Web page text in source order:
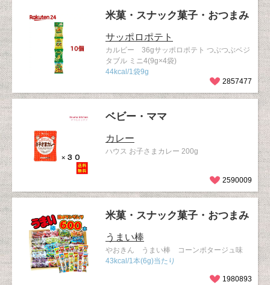
米菓・スナック菓子・おつまみ
サッポロポテト
カルビー 36gサッポロポテト つぶつぶベジ
タブル ミニ4(9g×4袋)
44kcal/1袋9g
2857477
ベビー・ママ
カレー
ハウス お子さまカレー 200g
2590009
米菓・スナック菓子・おつまみ
うまい棒
やおきん うまい棒 コーンポタージュ味
43kcal/1本(6g)当たり
1980893